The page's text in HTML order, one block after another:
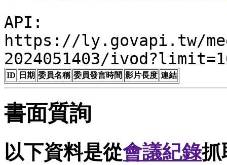
API:
https://ly.govapi.tw/meet/
2024051403/
ID 日期 委員名稱 委員發言時間 影片長度 連結
書面質詢
以下資料是從會議紀錄抓